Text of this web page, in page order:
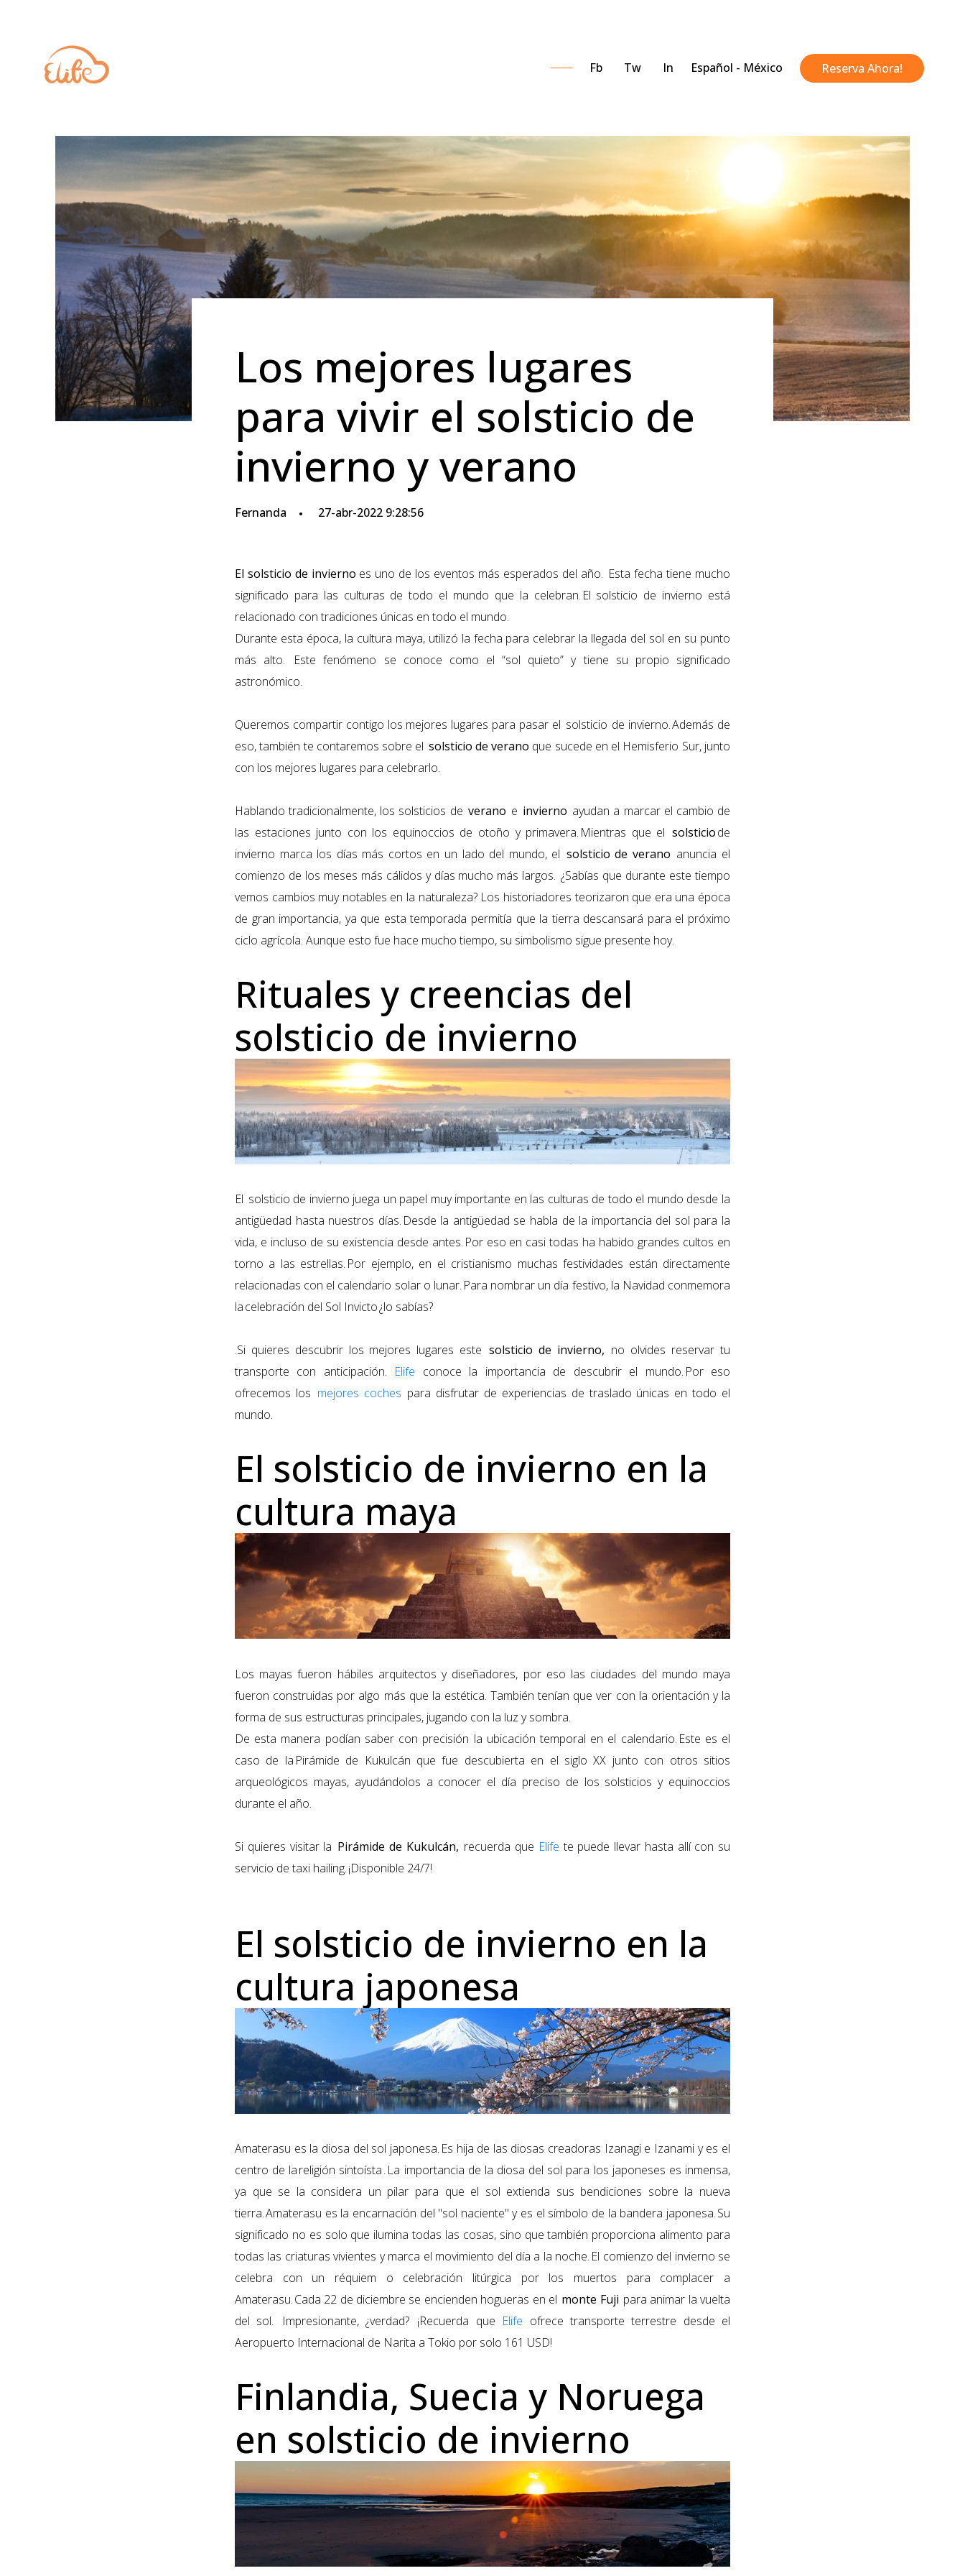
Fb Tw In Español - México Reserva Ahora!
Los mejores lugares
para vivir el solsticio de
invierno y verano
Fernanda 27-abr-2022 9:28:56
El solsticio de invierno es uno de los eventos más esperados del año. Esta fecha tiene mucho
significado para las culturas de todo el mundo que la celebran. El solsticio de invierno está
relacionado con tradiciones únicas en todo el mundo.
Durante esta época, la cultura maya, utilizó la fecha para celebrar la llegada del sol en su punto
más alto. Este fenómeno se conoce como el “sol quieto” y tiene su propio significado
astronómico.
Queremos compartir contigo los mejores lugares para pasar el solsticio de invierno. Además de
eso, también te contaremos sobre el solsticio de verano que sucede en el Hemisferio Sur, junto
con los mejores lugares para celebrarlo.
Hablando tradicionalmente, los solsticios de verano e invierno ayudan a marcar el cambio de
las estaciones junto con los equinoccios de otoño y primavera. Mientras que el solsticiode
invierno marca los días más cortos en un lado del mundo, el solsticio de verano anuncia el
comienzo de los meses más cálidos y días mucho más largos. ¿Sabías que durante este tiempo
vemos cambios muy notables en la naturaleza?Los historiadores teorizaron que era una época
de gran importancia, ya que esta temporada permitía que la tierra descansará para el próximo
ciclo agrícola. Aunque esto fue hace mucho tiempo, su simbolismo sigue presente hoy.
Rituales y creencias del
solsticio de invierno
El solsticio de invierno juega un papel muy importante en las culturas de todo el mundo desde la
antigüedad hasta nuestros días. Desde la antigüedad se habla de la importancia del sol para la
vida, e incluso de su existencia desde antes. Por eso en casi todas ha habido grandes cultos en
torno a las estrellas. Por ejemplo, en el cristianismo muchas festividades están directamente
relacionadas con el calendario solar o lunar. Para nombrar un día festivo, la Navidad conmemora
lacelebración del Sol Invicto¿lo sabías?
.Si quieres descubrir los mejores lugares este solsticio de invierno, no olvides reservar tu
transporte con anticipación. Elife conoce la importancia de descubrir el mundo. Por eso
ofrecemos los mejores coches para disfrutar de experiencias de traslado únicas en todo el
mundo.
El solsticio de invierno en la
cultura maya
Los mayas fueron hábiles arquitectos y diseñadores, por eso las ciudades del mundo maya
fueron construidas por algo más que la estética. También tenían que ver con la orientación y la
forma de sus estructuras principales, jugando con la luz y sombra.
De esta manera podían saber con precisión la ubicación temporal en el calendario. Este es el
caso de la Pirámide de Kukulcán que fue descubierta en el siglo XX junto con otros sitios
arqueológicos mayas, ayudándolos a conocer el día preciso de los solsticios y equinoccios
durante el año.
Si quieres visitar la Pirámide de Kukulcán, recuerda que Elife te puede llevar hasta allí con su
servicio de taxi hailing. ¡Disponible 24/7!
El solsticio de invierno en la
cultura japonesa
Amaterasu es la diosa del sol japonesa. Es hija de las diosas creadoras Izanagi e Izanami y es el
centro de lareligión sintoísta. La importancia de la diosa del sol para los japoneses es inmensa,
ya que se la considera un pilar para que el sol extienda sus bendiciones sobre la nueva
tierra. Amaterasu es la encarnación del "sol naciente" y es el símbolo de la bandera japonesa. Su
significado no es solo que ilumina todas las cosas, sino que también proporciona alimento para
todas las criaturas vivientes y marca el movimiento del día a la noche. El comienzo del invierno se
celebra con un réquiem o celebración litúrgica por los muertos para complacer a
Amaterasu. Cada 22 de diciembre se encienden hogueras en el monte Fuji para animar la vuelta
del sol.
Impresionante, ¿verdad? ¡Recuerda que Elife ofrece transporte terrestre desde el
Aeropuerto Internacional de Narita a Tokio por solo 161 USD!
Finlandia, Suecia y Noruega
en solsticio de invierno